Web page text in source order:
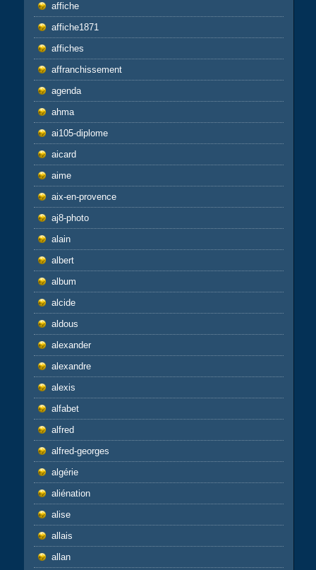
affiche
affiche1871
affiches
affranchissement
agenda
ahma
ai105-diplome
aicard
aime
aix-en-provence
aj8-photo
alain
albert
album
alcide
aldous
alexander
alexandre
alexis
alfabet
alfred
alfred-georges
algérie
aliénation
alise
allais
allan